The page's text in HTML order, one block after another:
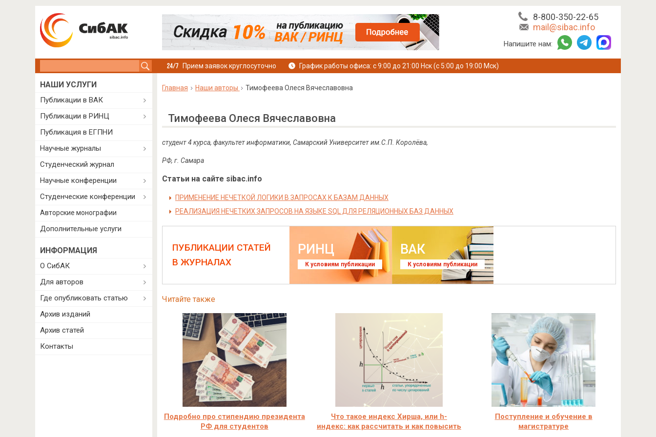
8-800-350-22-65
mail@sibac.info
Напишите нам:
Прием заявок круглосуточно График работы офиса: с 9:00 до 21:00 Нск (с 5:00 до 19:00 Мск)
Главная Наши авторы Тимофеева Олеся Вячеславовна
Тимофеева Олеся Вячеславовна
студент 4 курса, факультет информатики, Самарский Университет им.С.П. Королёва,
РФ, г. Самара
Статьи на сайте sibac.info
ПРИМЕНЕНИЕ НЕЧЕТКОЙ ЛОГИКИ В ЗАПРОСАХ К БАЗАМ ДАННЫХ
РЕАЛИЗАЦИЯ НЕЧЕТКИХ ЗАПРОСОВ НА ЯЗЫКЕ SQL ДЛЯ РЕЛЯЦИОННЫХ БАЗ ДАННЫХ
ПУБЛИКАЦИИ СТАТЕЙ
В ЖУРНАЛАХ
РИНЦ
К условиям публикации
ВАК
К условиям публикации
Читайте также
Подробно про стипендию президента
РФ для студентов
Что такое индекс Хирша, или h-
индекс: как рассчитать и как повысить
Поступление и обучение в
магистратуре
НАШИ УСЛУГИ
Публикации в ВАК
Публикации в РИНЦ
Публикация в ЕГПНИ
Научные журналы
Студенческий журнал
Научные конференции
Студенческие конференции
Авторские монографии
Дополнительные услуги
ИНФОРМАЦИЯ
О СибАК
Для авторов
Где опубликовать статью
Архив изданий
Архив статей
Контакты